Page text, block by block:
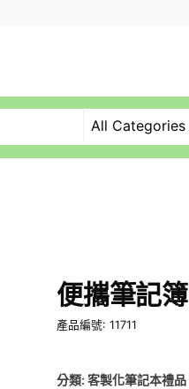
便攜筆記簿
產品編號: 11711
分類:客製化筆記本禮品